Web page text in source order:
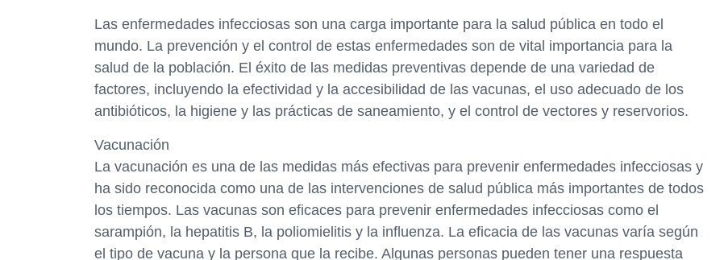
Las enfermedades infecciosas son una carga importante para la salud pública en todo el
mundo. La prevención y el control de estas enfermedades son de vital importancia para la
salud de la población. El éxito de las medidas preventivas depende de una variedad de
factores, incluyendo la efectividad y la accesibilidad de las vacunas, el uso adecuado de los
antibióticos, la higiene y las prácticas de saneamiento, y el control de vectores y reservorios.
Vacunación
La vacunación es una de las medidas más efectivas para prevenir enfermedades infecciosas y
ha sido reconocida como una de las intervenciones de salud pública más importantes de todos
los tiempos. Las vacunas son eficaces para prevenir enfermedades infecciosas como el
sarampión, la hepatitis B, la poliomielitis y la influenza. La eficacia de las vacunas varía según
el tipo de vacuna y la persona que la recibe. Algunas personas pueden tener una respuesta